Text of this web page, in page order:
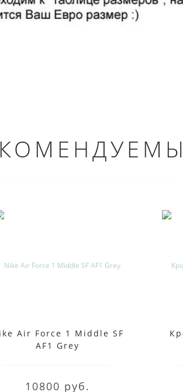
Air Force 1 Middle SF
AF1 Grey
10800 руб.